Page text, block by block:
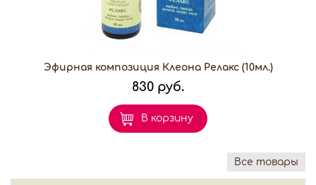
Эфирная композиция Клеона Релакс (10мл.)
830 руб.
В корзину
Все товары